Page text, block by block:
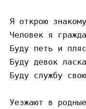
Я открою
Человек я
Буду петь и
Буду девок
Буду службу
Уезжают в